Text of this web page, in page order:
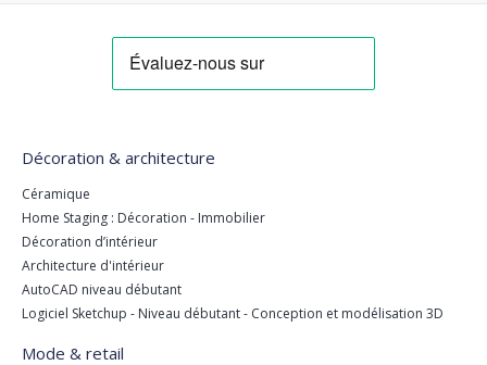
Décoration & architecture
Céramique
Home Staging : Décoration - Immobilier
Décoration d’intérieur
Architecture d'intérieur
AutoCAD niveau débutant
Logiciel Sketchup - Niveau débutant - Conception et modélisation 3D
Mode & retail